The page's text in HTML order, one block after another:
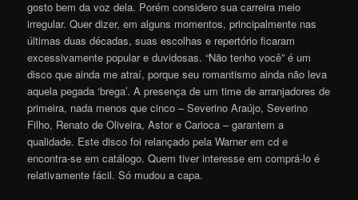
gosto bem da voz dela. Porém considero sua carreira meio
irregular. Quer dizer, em alguns momentos, principalmente nas
últimas duas décadas, suas escolhas e repertório ficaram
excessivamente popular e duvidosas. “Não tenho você” é um
disco que ainda me atraí, porque seu romantismo ainda não leva
aquela pegada ‘brega’. A presença de um time de arranjadores de
primeira, nada menos que cinco – Severino Araújo, Severino
Filho, Renato de Oliveira, Astor e Carioca – garantem a
qualidade. Este disco foi relançado pela Warner em cd e
encontra-se em catálogo. Quem tiver interesse em comprá-lo é
relativamente fácil. Só mudou a capa.